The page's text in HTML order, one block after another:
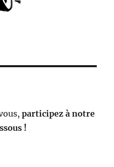
participez à notre
!